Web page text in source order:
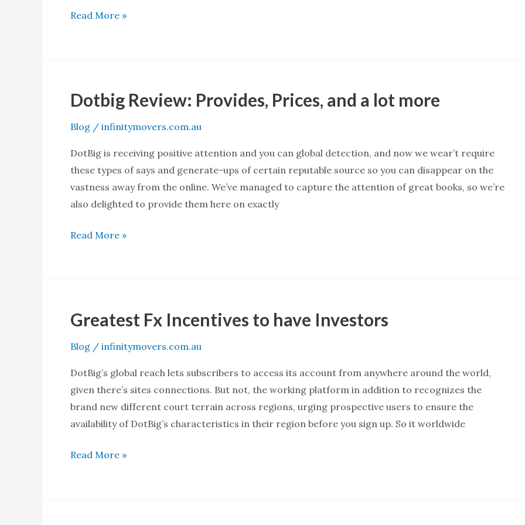
Read More »
Dotbig Review: Provides, Prices, and a lot more
Blog / infinitymovers.com.au
DotBig is receiving positive attention and you can global detection, and now we wear’t require
these types of says and generate-ups of certain reputable source so you can disappear on the
vastness away from the online. We’ve managed to capture the attention of great books, so we’re
also delighted to provide them here on exactly
Dotbig
Provides,
Prices,
and
lot
Read More »
Greatest Fx Incentives to have Investors
Blog / infinitymovers.com.au
DotBig’s global reach lets subscribers to access its account from anywhere around the world,
given there’s sites connections. But not, the working platform in addition to recognizes the
brand new different court terrain across regions, urging prospective users to ensure the
availability of DotBig’s characteristics in their region before you sign up. So it worldwide
Greatest
Incentives
Investors
Read More »